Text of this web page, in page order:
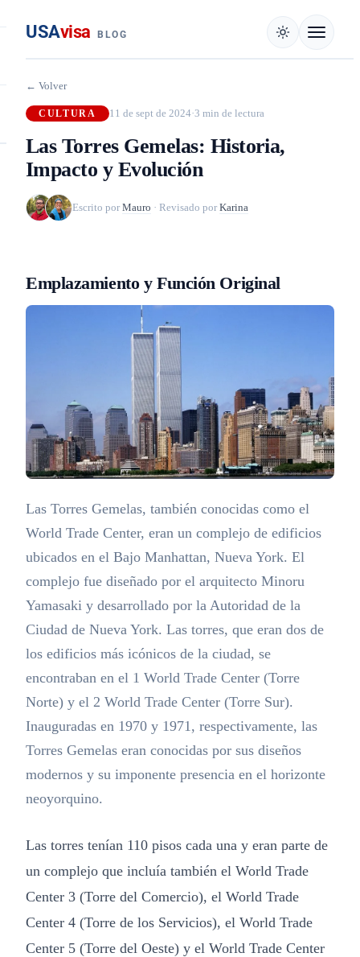
USAvisa BLOG
← Volver
CULTURA 11 de sept de 2024·3 min de lectura
Las Torres Gemelas: Historia,
Impacto y Evolución
Escrito por Mauro · Revisado por Karina
Emplazamiento y Función Original
Las Torres Gemelas, también conocidas como el
World Trade Center, eran un complejo de edificios
ubicados en el Bajo Manhattan, Nueva York. El
complejo fue diseñado por el arquitecto Minoru
Yamasaki y desarrollado por la Autoridad de la
Ciudad de Nueva York. Las torres, que eran dos de
los edificios más icónicos de la ciudad, se
encontraban en el 1 World Trade Center (Torre
Norte) y el 2 World Trade Center (Torre Sur).
Inauguradas en 1970 y 1971, respectivamente, las
Torres Gemelas eran conocidas por sus diseños
modernos y su imponente presencia en el horizonte
neoyorquino.
Las torres tenían 110 pisos cada una y eran parte de
un complejo que incluía también el World Trade
Center 3 (Torre del Comercio), el World Trade
Center 4 (Torre de los Servicios), el World Trade
Center 5 (Torre del Oeste) y el World Trade Center